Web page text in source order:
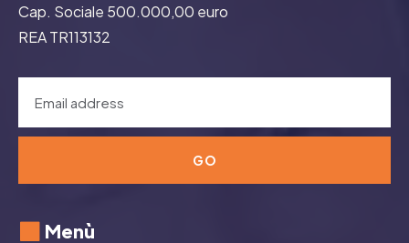
Cap. Sociale 500.000,00 euro
REA TR113132
GO
Menù